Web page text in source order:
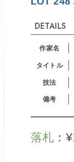
DETAILS
作家名
タイトル
技法
備考
落札 ： ¥